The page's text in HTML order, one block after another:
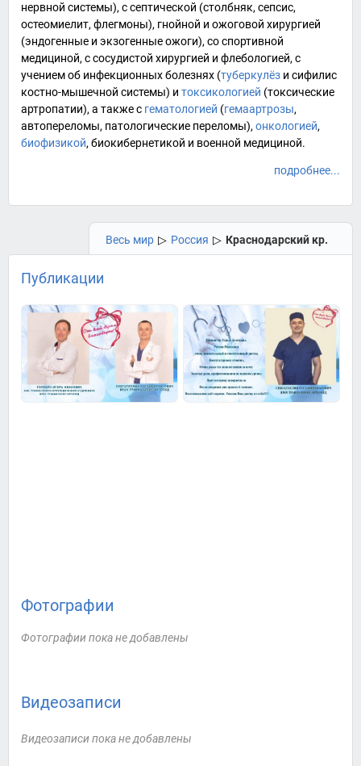
нервной системы), с септической (столбняк, сепсис,
остеомиелит, флегмоны), гнойной и ожоговой хирургией
(эндогенные и экзогенные ожоги), со спортивной
медициной, с сосудистой хирургией и флебологией, с
учением об инфекционных болезнях (туберкулёз и сифилис
костно-мышечной системы) и токсикологией (токсические
артропатии), а также с гематологией (гемаартрозы,
автопереломы, патологические переломы), онкологией,
биофизикой, биокибернетикой и военной медициной.
подробнее...
Весь мир ▷ Россия ▷ Краснодарский кр.
Публикации
Фотографии
Фотографии пока не добавлены
Видеозаписи
Видеозаписи пока не добавлены